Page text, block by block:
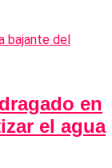
en
el agua